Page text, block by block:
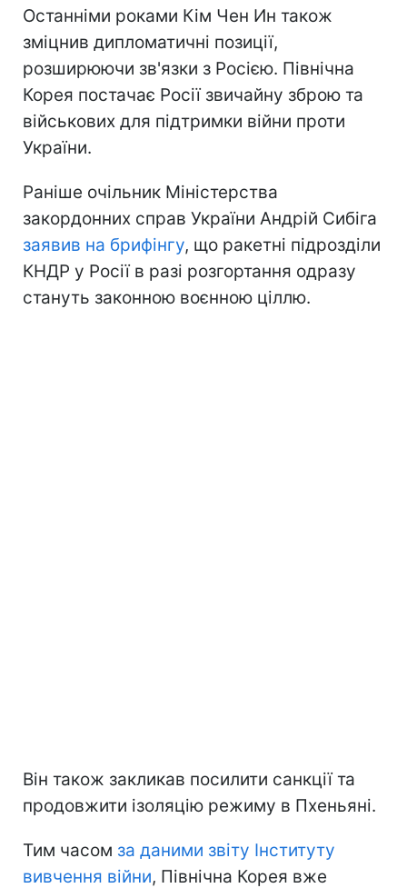
Останніми роками Кім Чен Ин також
зміцнив дипломатичні позиції,
розширюючи зв'язки з Росією. Північна
Корея постачає Росії звичайну зброю та
військових для підтримки війни проти
України.
Раніше очільник Міністерства
закордонних справ України Андрій Сибіга
заявив на брифінгу, що ракетні підрозділи
КНДР у Росії в разі розгортання одразу
стануть законною воєнною ціллю.
Він також закликав посилити санкції та
продовжити ізоляцію режиму в Пхеньяні.
Тим часом за даними звіту Інституту
вивчення війни, Північна Корея вже